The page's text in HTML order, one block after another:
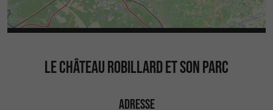
LE CHÂTEAU ROBILLARD ET SON PARC
ADRESSE